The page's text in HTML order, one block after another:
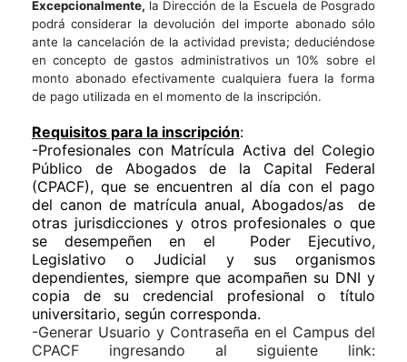
Excepcionalmente, la Dirección de la Escuela de Posgrado
podrá considerar la devolución del importe abonado sólo
ante la cancelación de la actividad prevista; deduciéndose
en concepto de gastos administrativos un 10% sobre el
monto abonado efectivamente cualquiera fuera la forma
de pago utilizada en el momento de la inscripción.
Requisitos para la inscripción:
-Profesionales con Matrícula Activa del Colegio
Público de Abogados de la Capital Federal
(CPACF), que se encuentren al día con el pago
del canon de matrícula anual, Abogados/as
de
otras jurisdicciones y otros profesionales o que
se desempeñen en el
Poder Ejecutivo,
Legislativo o Judicial y sus organismos
dependientes, siempre que acompañen su DNI y
copia de su credencial profesional o título
universitario, según corresponda.
-Generar Usuario y Contraseña en el Campus del
CPACF ingresando al siguiente link: